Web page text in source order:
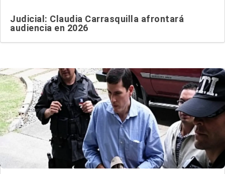
Judicial: Claudia Carrasquilla afrontará
audiencia en 2026